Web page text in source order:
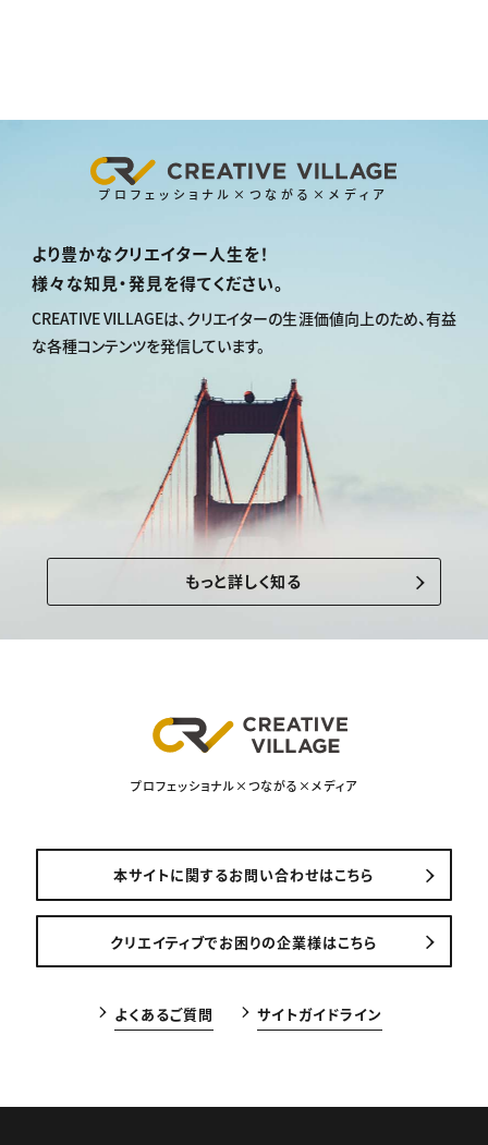
プロフェッショナル×つながる×メディア
より豊かなクリエイター人生を！
様々な知見・発見を得てください。
CREATIVE VILLAGEは、クリエイターの生涯価値向上のため、有益
な各種コンテンツを発信しています。
もっと詳しく知る
プロフェッショナル×つながる×メディア
本サイトに関するお問い合わせはこちら
クリエイティブでお困りの企業様はこちら
よくあるご質問 サイトガイドライン